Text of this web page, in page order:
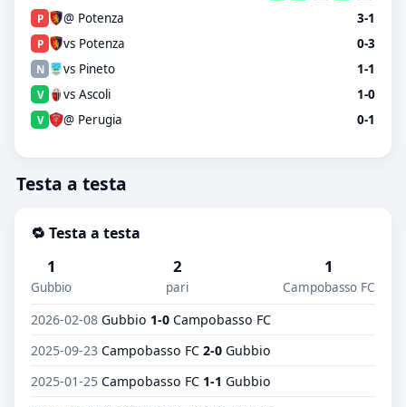
P @ Potenza 3-1
P vs Potenza 0-3
N vs Pineto 1-1
V vs Ascoli 1-0
V @ Perugia 0-1
Testa a testa
🔁 Testa a testa
1
Gubbio
2
pari
1
Campobasso FC
2026-02-08 Gubbio 1-0 Campobasso FC
2025-09-23 Campobasso FC 2-0 Gubbio
2025-01-25 Campobasso FC 1-1 Gubbio